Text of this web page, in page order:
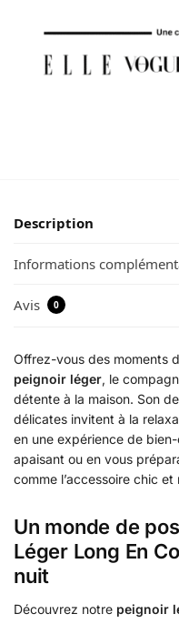
Description
Informations
Avis 0
Offrez-vous des moments
peignoir léger, le
détente à la maison. Son
délicates invitent à la
en une expérience de
apaisant ou en vous
comme l’accessoire chic
Un monde de
Léger Long En
nuit
Découvrez notre peignoir